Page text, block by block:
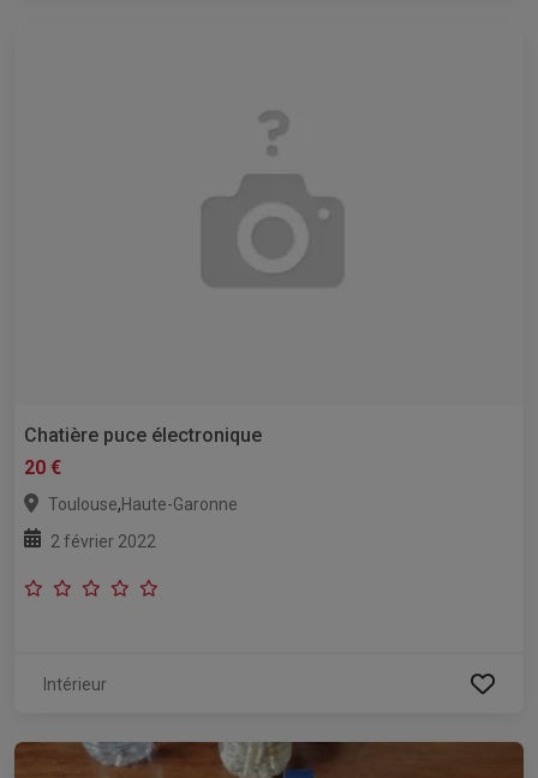
Chatière puce électronique
20 €
Toulouse,Haute-Garonne
2 février 2022
Intérieur